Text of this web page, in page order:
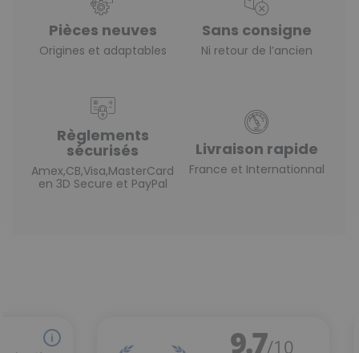
Pièces neuves
Origines et adaptables
Sans consigne
Ni retour de l’ancien
Règlements
sécurisés
Amex,CB,Visa,MasterCard
en 3D Secure et PayPal
Livraison rapide
France et Internationnal